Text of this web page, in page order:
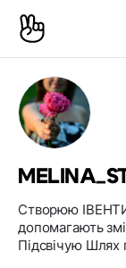
Створюю
допомагають
Підсвічую